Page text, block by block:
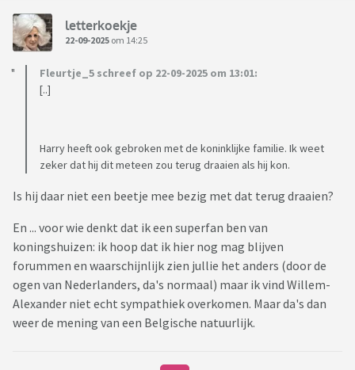
letterkoekje
22-09-2025 om 14:25
Fleurtje_5 schreef op 22-09-2025 om 13:01:
[..]
Harry heeft ook gebroken met de koninklijke familie. Ik weet
zeker dat hij dit meteen zou terug draaien als hij kon.
Is hij daar niet een beetje mee bezig met dat terug draaien?
En ... voor wie denkt dat ik een superfan ben van
koningshuizen: ik hoop dat ik hier nog mag blijven
forummen en waarschijnlijk zien jullie het anders (door de
ogen van Nederlanders, da's normaal) maar ik vind Willem-
Alexander niet echt sympathiek overkomen. Maar da's dan
weer de mening van een Belgische natuurlijk.